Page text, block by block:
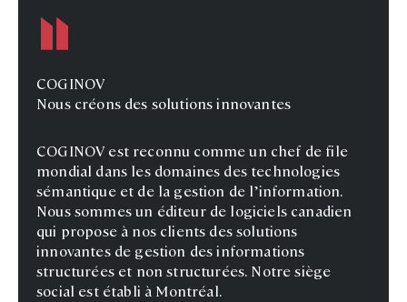
COGINOV
Nous créons des solutions innovantes
COGINOV est reconnu comme un chef de file
mondial dans les domaines des technologies
sémantique et de la gestion de l’information.
Nous sommes un éditeur de logiciels canadien
qui propose à nos clients des solutions
innovantes de gestion des informations
structurées et non structurées. Notre siège
social est établi à Montréal.